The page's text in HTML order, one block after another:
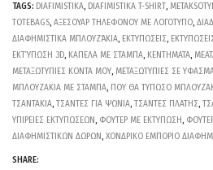
TAGS: DIAFIMISTIKA, DIAFIMISTIKA T-SHIRT,
TOTEBAGS, ΑΞΕΣΟΥΑΡ ΤΗΛΕΦΟΝΟΥ ΜΕ ΛΟΓΟΤΥΠΟ,
ΔΙΑΦΗΜΙΣΤΙΚΑ ΜΠΛΟΥΖΆΚΙΑ, ΕΚΤΥΠΩΣΕΙΣ,
ΕΚΤΎΠΩΣΗ 3D, ΚΑΠΕΛΑ ΜΕ ΣΤΑΜΠΑ, ΚΕΝΤΗΜΑΤΑ,
ΜΕΤΑΞΩΤΥΠΙΕΣ ΚΟΝΤΑ ΜΟΥ, ΜΕΤΑΞΩΤΥΠΙΕΣ ΣΕ
ΜΠΛΟΥΖΑΚΙΑ ΜΕ ΣΤΑΜΠΑ, ΠΟΥ ΘΑ ΤΥΠΩΣΟ
ΤΣΑΝΤΑΚΙΑ, ΤΣΑΝΤΕΣ ΓΙΑ ΨΩΝΙΑ, ΤΣΑΝΤΕΣ ΠΛΑΤΗΣ,
ΥΠΙΡΕΙΕΣ ΕΚΤΥΠΩΣΕΩΝ, ΦΟΥΤΕΡ ΜΕ ΕΚΤΥΠΩΣΗ,
ΔΙΑΦΗΜΙΣΤΙΚΩΝ ΔΩΡΩΝ, ΧΟΝΔΡΙΚΟ ΕΜΠΟΡΙΟ
SHARE: